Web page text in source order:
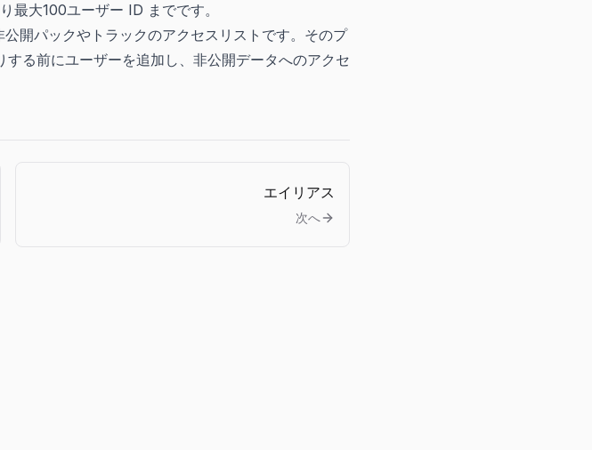
最大100ユーザー ID までです。
開パックやトラックのアクセスリストです。そのプ
る前にユーザーを追加し、非公開データへのアクセ
エイリアス
次へ